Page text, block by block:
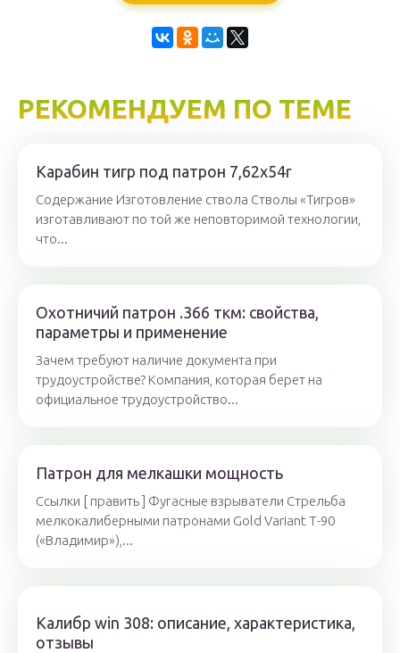
РЕКОМЕНДУЕМ ПО ТЕМЕ
Карабин тигр под патрон 7,62х54r
Содержание Изготовление ствола Стволы «Тигров»
изготавливают по той же неповторимой технологии,
что...
Охотничий патрон .366 ткм: свойства,
параметры и применение
Зачем требуют наличие документа при
трудоустройстве? Компания, которая берет на
официальное трудоустройство...
Патрон для мелкашки мощность
Ссылки [ править ] Фугасные взрыватели Стрельба
мелкокалиберными патронами Gold Variant Т-90
(«Владимир»),...
Калибр win 308: описание, характеристика,
отзывы